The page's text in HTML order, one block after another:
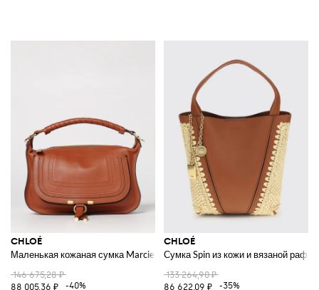
CHLOÉ
Маленькая кожаная сумка Marcie
146 675,28 ₽
88 005,36 ₽
-40%
CHLOÉ
Сумка Spin из кожи и вязаной рафии
133 264,90 ₽
86 622,09 ₽
-35%